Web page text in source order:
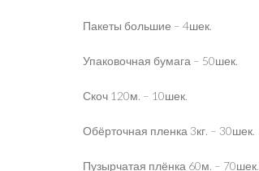
Пакеты большие – 4шек.
Упаковочная бумага – 50шек.
Скоч 120м. – 10шек.
Обёрточная пленка 3кг. – 30шек.
Пузырчатая плёнка 60м. – 70шек.